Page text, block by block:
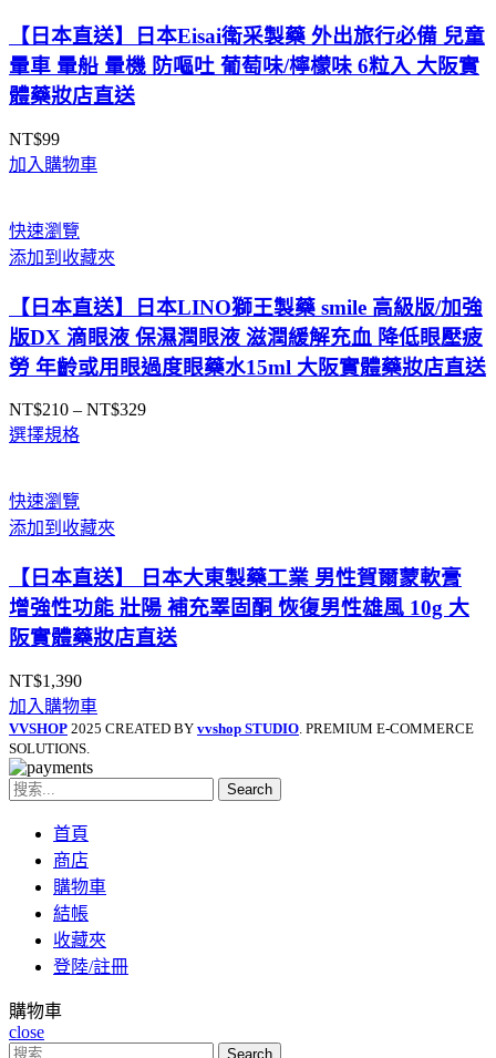
NT$990
【日本直送】日本Eisai衛采製藥 外出旅行必備 兒童
暈車 暈船 暈機 防嘔吐 葡萄味/檸檬味 6粒入 大阪實
體藥妝店直送
NT$99
加入購物車
快速瀏覽
添加到收藏夾
【日本直送】日本LINO獅王製藥 smile 高級版/加強
版DX 滴眼液 保濕潤眼液 滋潤緩解充血 降低眼壓疲
勞 年齡或用眼過度眼藥水15ml 大阪實體藥妝店直送
NT$210 – NT$329價
選擇規格
快速瀏覽
添加到收藏夾
【日本直送】 日本大東製藥工業 男性賀爾蒙軟膏
增強性功能 壯陽 補充睪固酮 恢復男性雄風 10g 大
阪實體藥妝店直送
NT$1,390
加入購物車
VVSHOP 2025 CREATED BY vvshop STUDIO . PREMIUM E-COMMERCE
SOLUTIONS.
Search
首頁
商店
購物車
結帳
收藏夾
登陸/註冊
購物車
close
Search